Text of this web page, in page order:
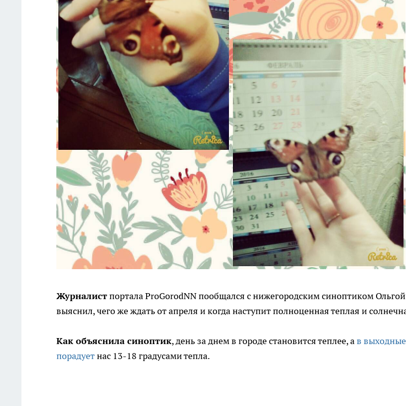
Журналистпортала ProGorodNN пообщался с нижегородским синоптиком
выяснил, чего же ждать от апреля и когда наступит полноценная теплая и
Как объяснила синоптик, день за днем в городе становится теплее, ав
порадуетнас 13-18 градусами тепла.